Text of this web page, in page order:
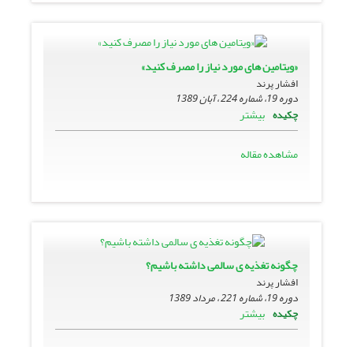
«ویتامین های مورد نیاز را مصرف کنید»
افشار پرند
دوره 19، شماره 224 ، آبان 1389
چکیده بیشتر
مشاهده مقاله
چگونه تغذیه ی سالمی داشته باشیم؟
افشار پرند
دوره 19، شماره 221 ، مرداد 1389
چکیده بیشتر